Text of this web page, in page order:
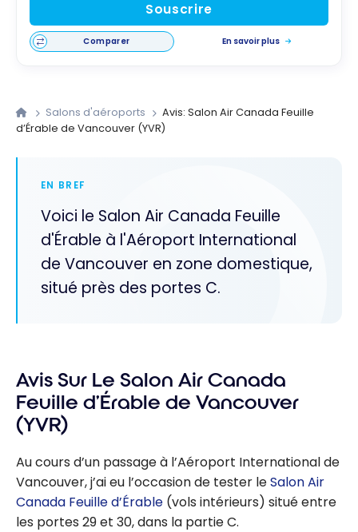
Souscrire
Comparer En savoir plus
Salons d'aéroports
Avis: Salon Air Canada Feuille
d’Érable de Vancouver (YVR)
EN BREF
Voici le Salon Air Canada Feuille
d'Érable à l'Aéroport International
de Vancouver en zone domestique,
situé près des portes C.
Avis Sur Le Salon Air Canada
Feuille d’Érable de Vancouver
(YVR)
Au cours d’un passage à l’Aéroport International de
Vancouver, j’ai eu l’occasion de tester leSalon Air
Canada Feuille d’Érable (vols intérieurs) situé entre
les portes 29 et 30, dans la partie C.